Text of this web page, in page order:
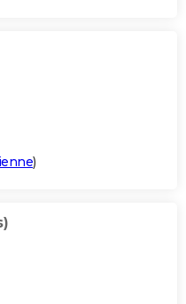
)